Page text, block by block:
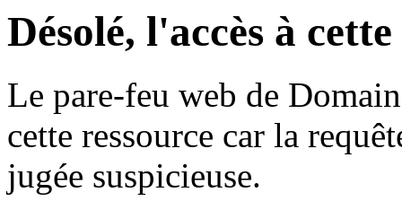
Désolé, l'accès à
Le pare-feu web de
cette ressource car la
jugée suspicieuse.